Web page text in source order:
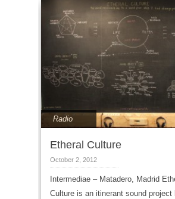
Radio
Etheral Culture
October 2, 2012
Intermediae – Matadero, Madrid
Culture is an itinerant sound project